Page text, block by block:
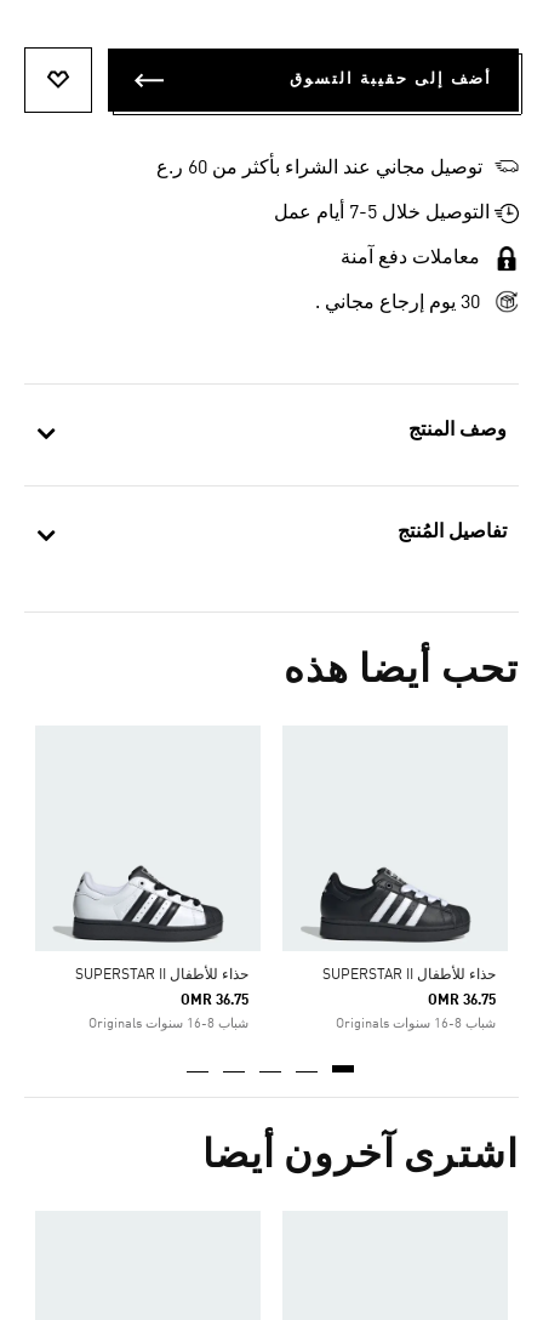
وصف المنتج
تفاصيل المُنتج
تحب أيضا هذه
حذاء للأطفال SUPERSTAR II
OMR 36.75
شباب 8-16 سنوات Originals
حذاء للأطفال SUPERSTAR II
OMR 36.75
شباب 8-16 سنوات Originals
اشترى آخرون أيضا
أضف إلى حقيبة التسوق
توصيل مجاني عند الشراء بأكثر من 60 ر.ع
التوصيل خلال 5-7 أيام عمل
معاملات دفع آمنة